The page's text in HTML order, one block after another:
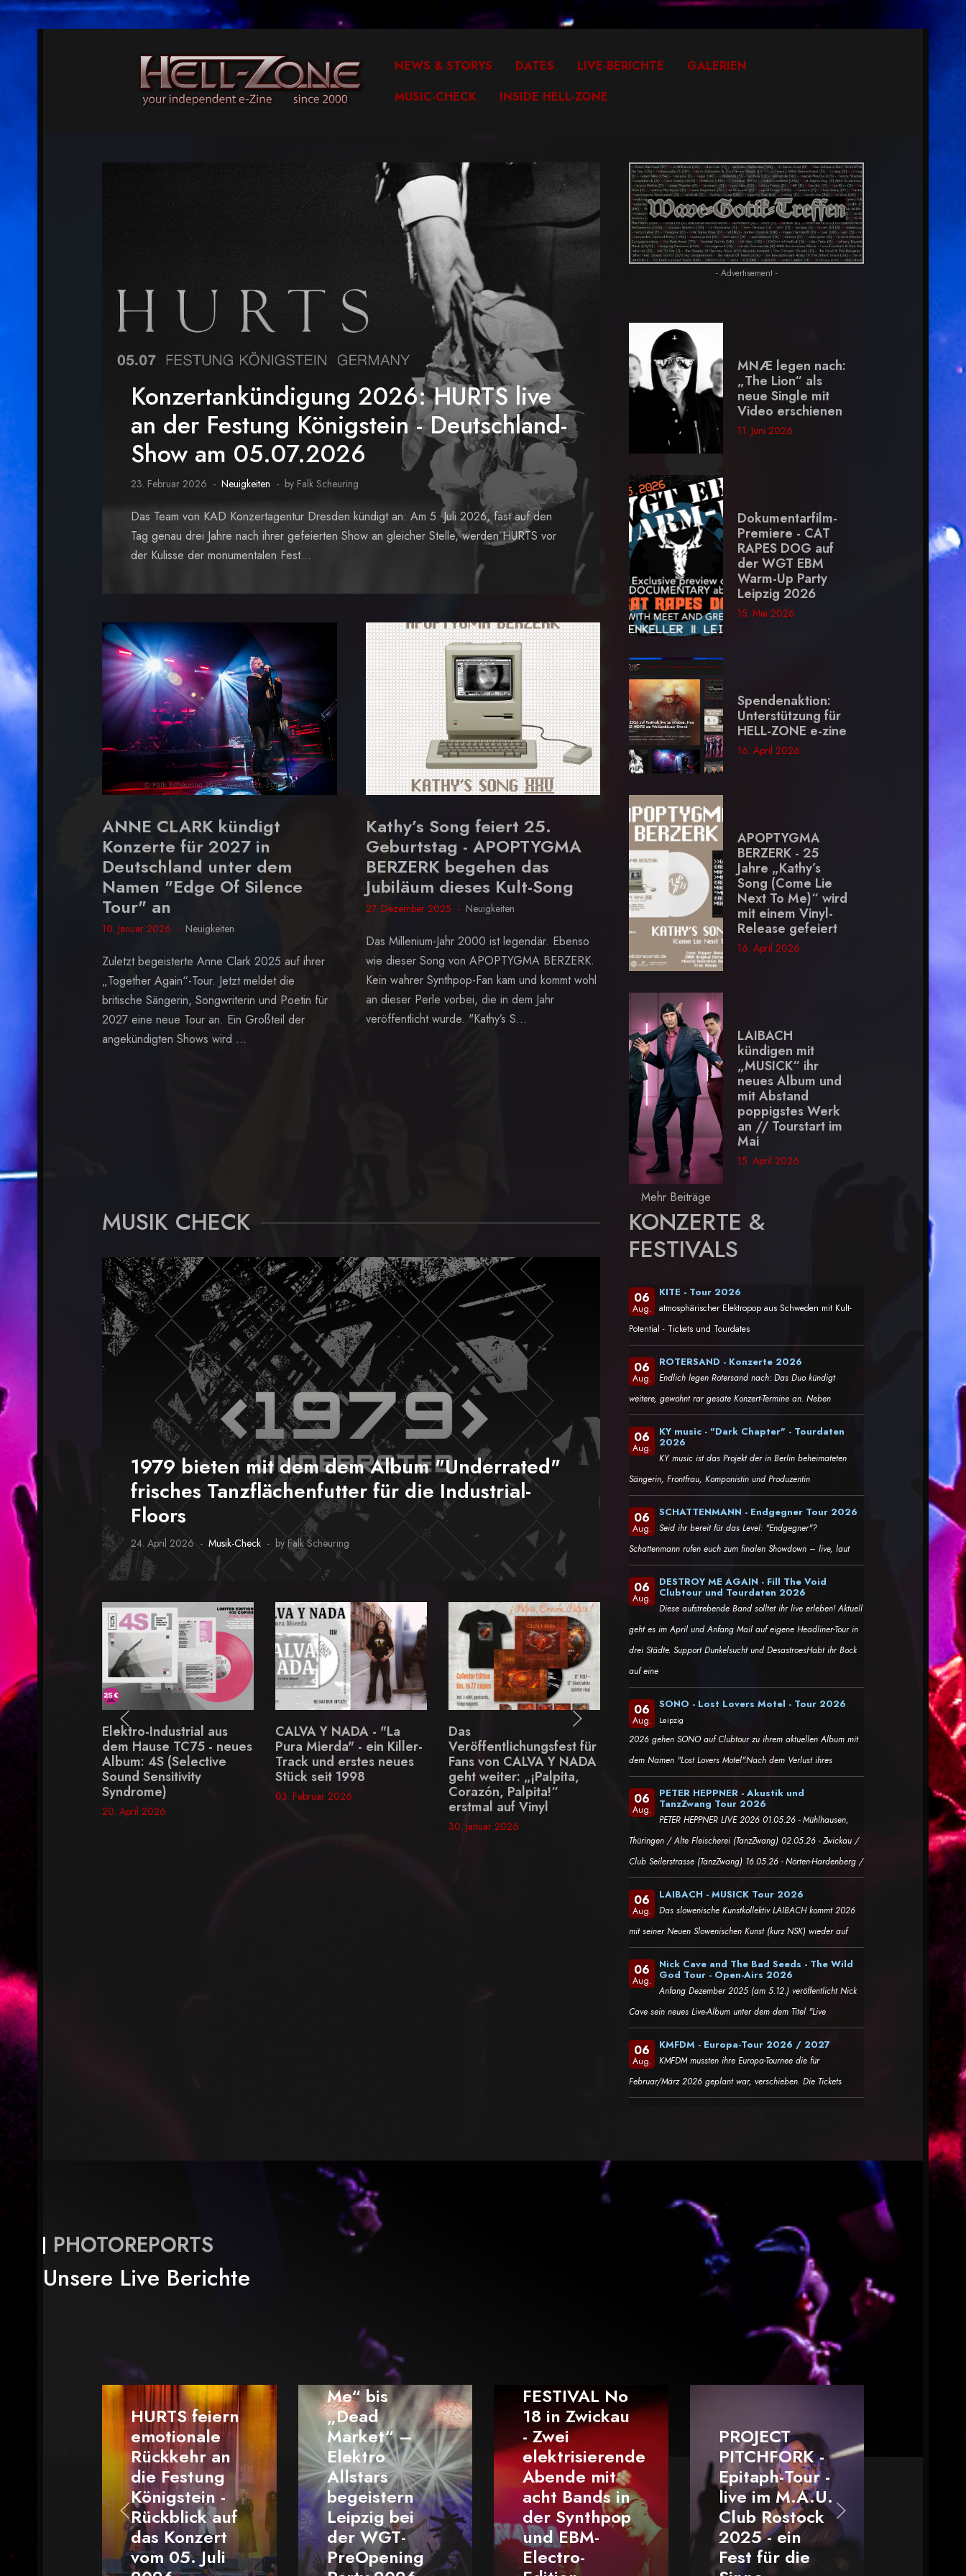
NEWS & STORYS DATES LIVE-BERICHTE
GALERIEN
MUSIC-CHECK
INSIDE HELL-ZONE
Konzertankündigung 2026: HURTS live
an der Festung Königstein - Deutschland-
Show am 05.07.2026
23. Februar 2026 Neuigkeiten by Falk Scheuring
Das Team von KAD Konzertagentur Dresden kündigt an: Am 5. Juli 2026, fast auf den
Tag genau drei Jahre nach ihrer gefeierten Show an gleicher Stelle, werden HURTS vor
der Kulisse der monumentalen Fest...
ANNE CLARK kündigt
Konzerte für 2027 in
Deutschland unter dem
Namen "Edge Of Silence
Tour" an
10. Januar 2026 Neuigkeiten
Zuletzt begeisterte Anne Clark 2025 auf ihrer
„Together Again“-Tour. Jetzt meldet die
britische Sängerin, Songwriterin und Poetin für
2027 eine neue Tour an. Ein Großteil der
angekündigten Shows wird ...
Kathy’s Song feiert 25.
Geburtstag - APOPTYGMA
BERZERK begehen das
Jubiläum dieses Kult-Song
27. Dezember 2025 Neuigkeiten
Das Millenium-Jahr 2000 ist legendär. Ebenso
wie dieser Song von APOPTYGMA BERZERK.
Kein wahrer Synthpop-Fan kam und kommt wohl
an dieser Perle vorbei, die in dem Jahr
veröffentlicht wurde. "Kathy’s S...
- Advertisement -
MNÆ legen nach:
„The Lion“ als
neue Single mit
Video erschienen
11. Juni 2026
Dokumentarfilm-
Premiere - CAT
RAPES DOG auf
der WGT EBM
Warm-Up Party
Leipzig 2026
15. Mai 2026
Spendenaktion:
Unterstützung für
HELL-ZONE e-zine
16. April 2026
APOPTYGMA
BERZERK - 25
Jahre „Kathy’s
Song (Come Lie
Next To Me)“ wird
mit einem Vinyl-
Release gefeiert
16. April 2026
LAIBACH
kündigen mit
„MUSICK“ ihr
neues Album und
mit Abstand
poppigstes Werk
an // Tourstart im
Mai
15. April 2026
Mehr Beiträge
MUSIK CHECK
1979 bieten mit dem dem Album "Underrated"
frisches Tanzflächenfutter für die Industrial-
Floors
24. April 2026 Musik-Check by Falk Scheuring
Industrial aus
Hause TC75 - neues
4S (Selective
CALVA Y NADA - "La
Pura Mierda" - ein Killer-
Track und erstes neues
Stück seit 1998
Das
Veröffentlichungsfest für
Fans von CALVA Y NADA
geht weiter: „¡Palpita,
Corazón, Palpita!“
Motionless In White -
neue Single "Afraid of
the Dark" schlägt voll ein
30. Januar 2026
KONZERTE &
FESTIVALS
06
Aug.
KITE - Tour 2026
atmosphärischer Elektropop aus Schweden mit Kult-
Potential - Tickets und Tourdates
06
Aug.
ROTERSAND - Konzerte 2026
Endlich legen Rotersand nach: Das Duo kündigt
weitere, gewohnt rar gesäte Konzert-Termine an. Neben
06
Aug.
KY music - "Dark Chapter" - Tourdaten
2026
KY music ist das Projekt der in Berlin beheimateten
Sängerin, Frontfrau, Komponistin und Produzentin
06
Aug.
SCHATTENMANN - Endgegner Tour 2026
Seid ihr bereit für das Level: "Endgegner"?
Schattenmann rufen euch zum finalen Showdown – live, laut
06
Aug.
DESTROY ME AGAIN - Fill The Void
Clubtour und Tourdaten 2026
Diese aufstrebende Band solltet ihr live erleben! Aktuell
geht es im April und Anfang Mail auf eigene Headliner-Tour in
drei Städte. Support Dunkelsucht und DesastroesHabt ihr Bock
auf eine
06
Aug.
SONO - Lost Lovers Motel - Tour 2026
Leipzig
2026 gehen SONO auf Clubtour zu ihrem aktuellen Album mit
dem Namen "Lost Lovers Motel".Nach dem Verlust ihres
06
Aug.
PETER HEPPNER - Akustik und
TanzZwang Tour 2026
PETER HEPPNER LIVE 2026 01.05.26 - Mühlhausen,
Thüringen / Alte Fleischerei (TanzZwang) 02.05.26 - Zwickau /
Club Seilerstrasse (TanzZwang) 16.05.26 - Nörten-Hardenberg /
06
Aug.
LAIBACH - MUSICK Tour 2026
Das slowenische Kunstkollektiv LAIBACH kommt 2026
mit seiner Neuen Slowenischen Kunst (kurz NSK) wieder auf
06
Aug.
Nick Cave and The Bad Seeds - The Wild
God Tour - Open-Airs 2026
Anfang Dezember 2025 (am 5.12.) veröffentlicht Nick
Cave sein neues Live-Album unter dem dem Titel "Live
06
Aug.
KMFDM - Europa-Tour 2026 / 2027
KMFDM mussten ihre Europa-Tournee die für
Februar/März 2026 geplant war, verschieben. Die Tickets
PHOTOREPORTS
Unsere Live Berichte
HURTS feiern
emotionale
Rückkehr an
die Festung
Königstein -
Rückblick auf
das Konzert
vom 05. Juli
Me“ bis
„Dead
Market“ –
Elektro
Allstars
begeistern
Leipzig bei
der WGT-
PreOpening
FESTIVAL No
18 in Zwickau
- Zwei
elektrisierende
Abende mit
acht Bands in
der Synthpop
und EBM-
Electro-
PITCHFORK -
Epitaph-Tour -
live im M.A.U.
Club Rostock
2025 - ein
Fest für die
IMPERICON
Die Ohren
klingeln
immer noch
und wir
schwelgen in
Erinnerungen
- unser